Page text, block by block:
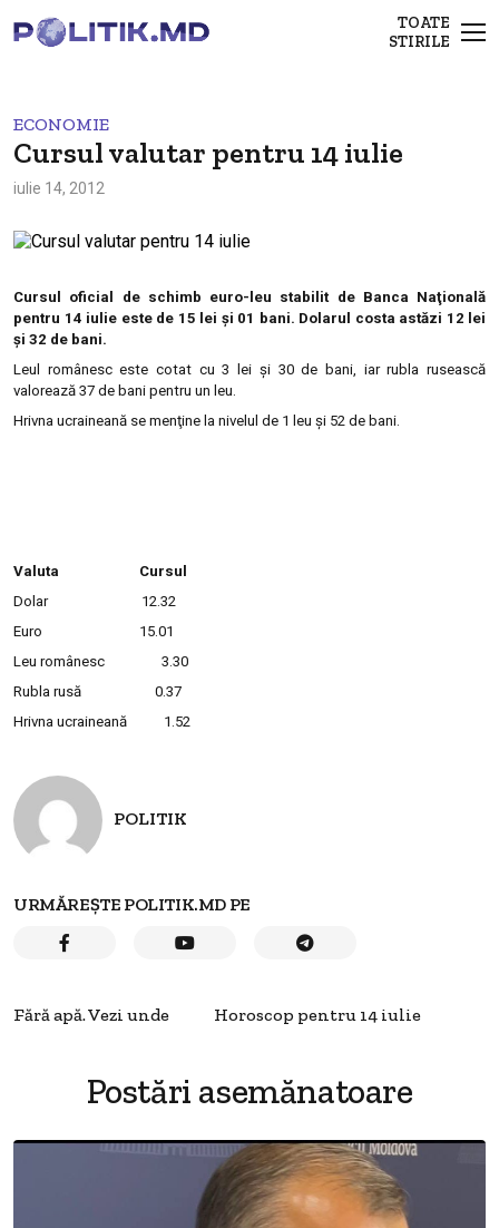
TOATE
STIRILE
ECONOMIE
Cursul valutar pentru 14 iulie
iulie 14, 2012
Cursul oficial de schimb euro-leu stabilit de Banca Naţională
pentru 14 iulie este de 15 lei şi 01 bani. Dolarul costa astăzi 12 lei
şi 32 de bani.
Leul românesc este cotat cu 3 lei şi 30 de bani, iar rubla rusească
valorează 37 de bani pentru un leu.
Hrivna ucraineană se menţine la nivelul de 1 leu şi 52 de bani.
Valuta Cursul
Dolar 12.32
Euro 15.01
Leu românesc 3.30
Rubla rusă 0.37
Hrivna ucraineană 1.52
POLITIK
URMĂREȘTE POLITIK.MD PE
Fără apă. Vezi unde Horoscop pentru 14 iulie
Postări asemănatoare